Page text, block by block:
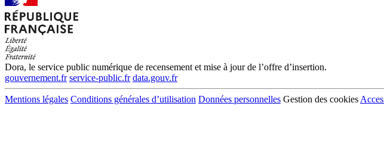
Dora, le service public numérique de recensement et mise à jour de l’offre d’insertion.
gouvernement.fr service-public.fr data.gouv.fr
Mentions légales Conditions générales d’utilisation Données personnelles Gestion des cookies